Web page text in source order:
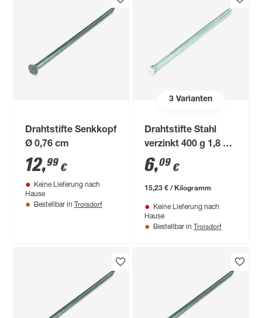
Drahtstifte Senkkopf
Ø 0,76 cm
12,99 €
Keine Lieferung nach
Hause
Bestellbar in Troisdorf
3Varianten
Drahtstifte Stahl
verzinkt 400 g 1,8 x
35 mm
6,09 €
15,23 € / Kilogramm
Keine Lieferung nach
Hause
Bestellbar in Troisdorf